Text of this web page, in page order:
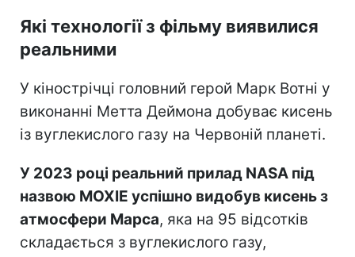
Які технології з фільму виявилися
реальними
У кінострічці головний герой Марк Вотні у
виконанні Метта Деймона добуває кисень
із вуглекислого газу на Червоній планеті.
У 2023 році реальний прилад NASA під
назвою MOXIE успішно видобув кисень з
атмосфери Марса, яка на 95 відсотків
складається з вуглекислого газу,